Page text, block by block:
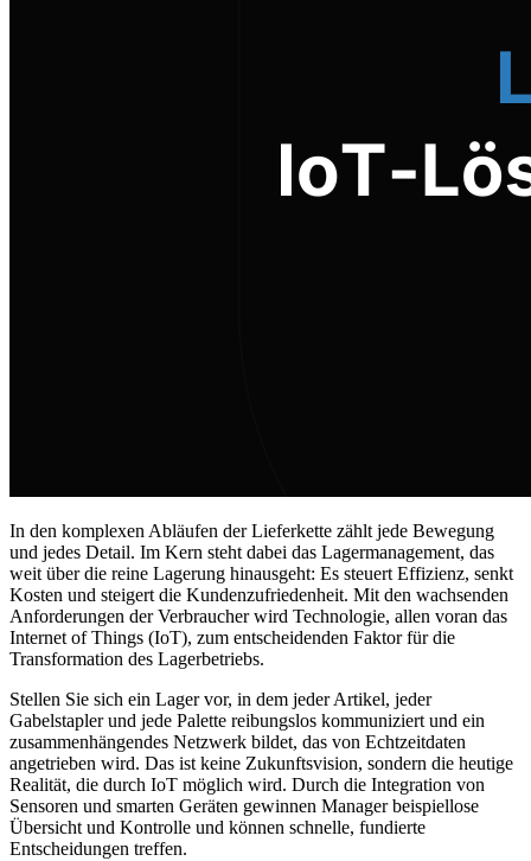
In den komplexen Abläufen der Lieferkette zählt jede Bewegung
und jedes Detail. Im Kern steht dabei das Lagermanagement, das
weit über die reine Lagerung hinausgeht: Es steuert Effizienz, senkt
Kosten und steigert die Kundenzufriedenheit. Mit den wachsenden
Anforderungen der Verbraucher wird Technologie, allen voran das
Internet of Things (IoT), zum entscheidenden Faktor für die
Transformation des Lagerbetriebs.
Stellen Sie sich ein Lager vor, in dem jeder Artikel, jeder
Gabelstapler und jede Palette reibungslos kommuniziert und ein
zusammenhängendes Netzwerk bildet, das von Echtzeitdaten
angetrieben wird. Das ist keine Zukunftsvision, sondern die heutige
Realität, die durch IoT möglich wird. Durch die Integration von
Sensoren und smarten Geräten gewinnen Manager beispiellose
Übersicht und Kontrolle und können schnelle, fundierte
Entscheidungen treffen.